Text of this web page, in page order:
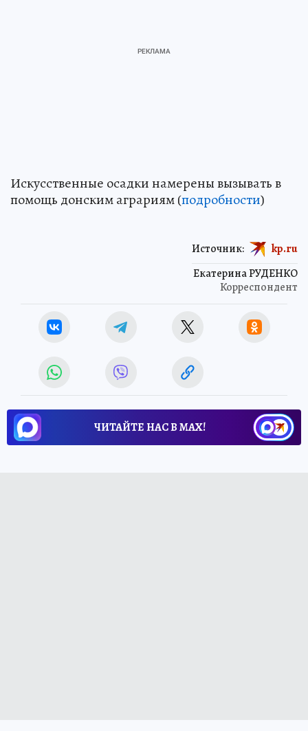
Искусственные осадки намерены вызывать в
помощь донским аграриям (подробности)
Екатерина РУДЕНКО
Корреспондент
Источник: kp.ru
ЧИТАЙТЕ НАС В МАХ!